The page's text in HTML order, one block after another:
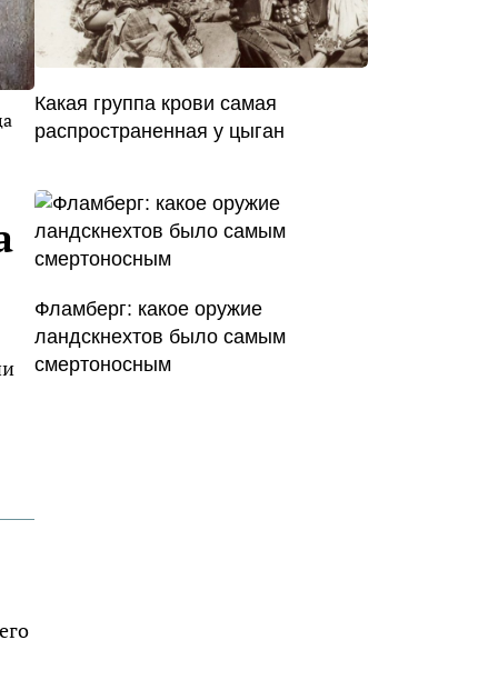
Какая группа крови самая
распространенная у цыган
Фламберг: какое оружие
ландскнехтов было самым
смертоносным